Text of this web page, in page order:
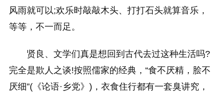
风雨就可以;欢乐时敲敲木头、打打石头就算音乐，
等等，不一而足。
贤良、文学们真是想回到古代去过这种生活吗?
完全是欺人之谈!按照儒家的经典，“食不厌精，脍不
厌细”(《论语·乡党》)，衣食住行都有一套臭讲究，